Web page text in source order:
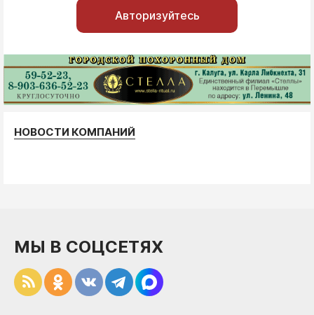
Авторизуйтесь
НОВОСТИ КОМПАНИЙ
МЫ В СОЦСЕТЯХ